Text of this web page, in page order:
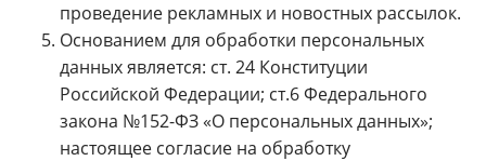
проведение рекламных и новостных рассылок.
Основанием для обработки персональных
данных является: ст. 24 Конституции
Российской Федерации; ст.6 Федерального
закона №152-ФЗ «О персональных данных»;
настоящее согласие на обработку